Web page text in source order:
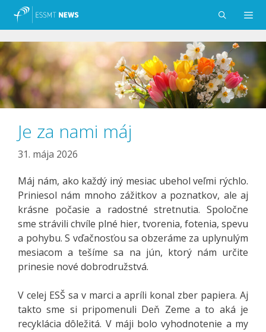
Preskočiť
Menu
Je za nami máj
31. mája 2026
Máj nám, ako každý iný mesiac ubehol veľmi rýchlo.
Priniesol nám mnoho zážitkov a poznatkov, ale aj
krásne počasie a radostné stretnutia. Spoločne
sme strávili chvíle plné hier, tvorenia, fotenia, spevu
a pohybu. S vďačnosťou sa obzeráme za uplynulým
mesiacom a tešíme sa na jún, ktorý nám určite
prinesie nové dobrodružstvá.
V celej ESŠ sa v marci a apríli konal zber papiera. Aj
takto sme si pripomenuli Deň Zeme a to aká je
recyklácia dôležitá. V máji bolo vyhodnotenie a my